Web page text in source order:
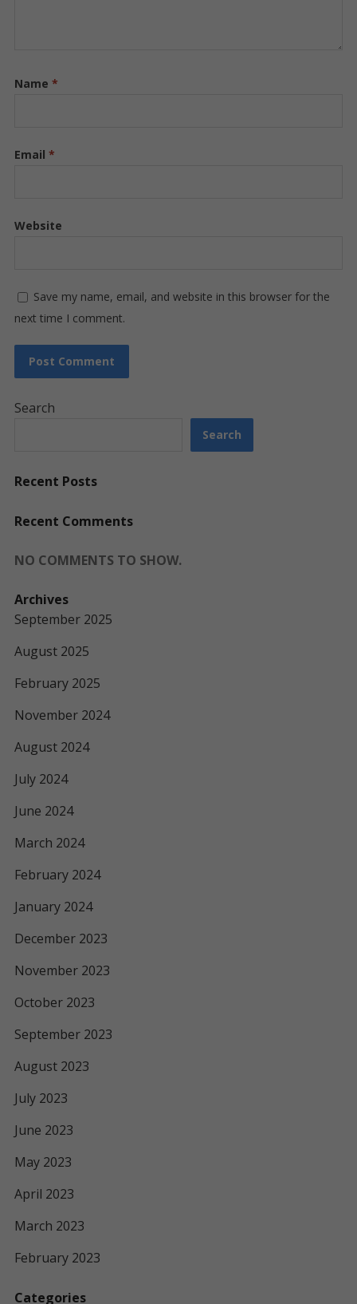
Name *
Email *
Website
Save my name, email, and website in this browser for the
next time I comment.
Search
Search
Recent Posts
Recent Comments
NO COMMENTS TO SHOW.
Archives
September 2025
August 2025
February 2025
November 2024
August 2024
July 2024
June 2024
March 2024
February 2024
January 2024
December 2023
November 2023
October 2023
September 2023
August 2023
July 2023
June 2023
May 2023
April 2023
March 2023
February 2023
Categories